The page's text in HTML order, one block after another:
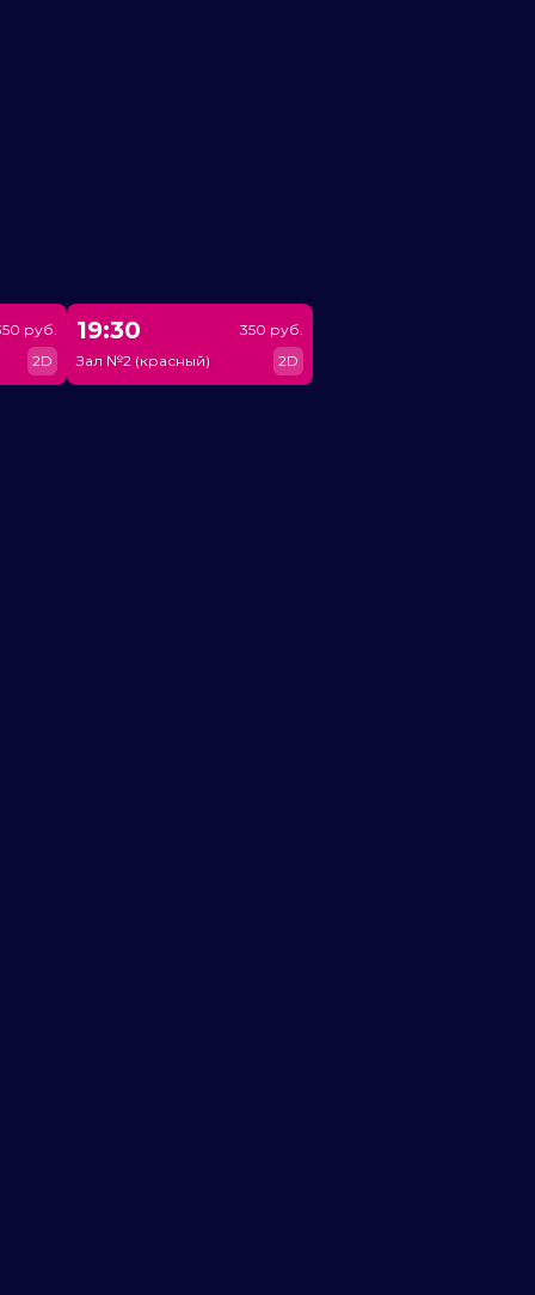
руб.
2D
19:30
Зал №2 (красный)
350 руб.
2D